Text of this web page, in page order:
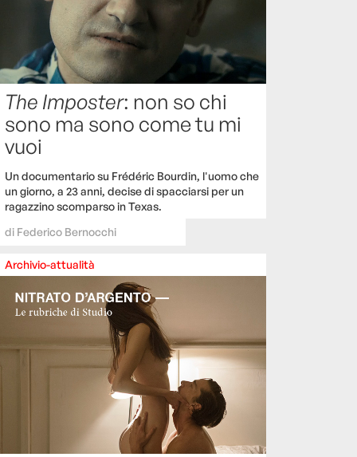
The Imposter: non so chi
sono ma sono come tu mi
vuoi
Un documentario su Frédéric Bourdin, l'uomo che
un giorno, a 23 anni, decise di spacciarsi per un
ragazzino scomparso in Texas.
di Federico Bernocchi
Archivio-attualità